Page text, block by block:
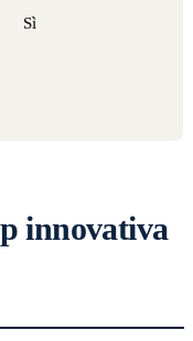
Sì
innovativa